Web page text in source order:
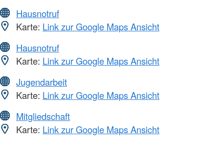
Hausnotruf
Karte: Link zur Google Maps Ansicht
Hausnotruf
Karte: Link zur Google Maps Ansicht
Jugendarbeit
Karte: Link zur Google Maps Ansicht
Mitgliedschaft
Karte: Link zur Google Maps Ansicht